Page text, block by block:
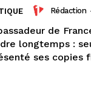
Rédaction
de
longtemps :
ses copies